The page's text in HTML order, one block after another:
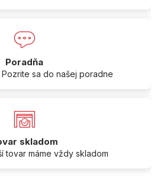
Poradňa
sa do našej poradne
skladom
tovar máme vždy skladom